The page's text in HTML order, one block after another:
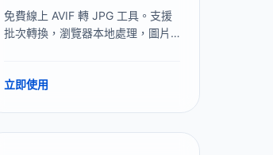
免費線上 AVIF 轉 JPG 工具。支援
批次轉換，瀏覽器本地處理，圖片
立即使用